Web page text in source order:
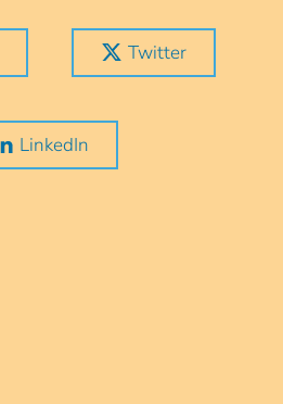
Twitter
LinkedIn